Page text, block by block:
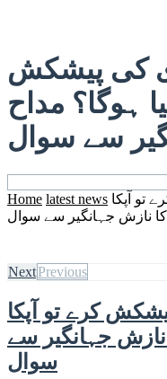
کی پیشکش
ہوگا؟ مداح
سے سوال
Home latest news تو آپکا
نازش جہانگیر سے سوال
NextPrevious
کرے تو آپکا
نازش جہانگیر سے
سوال